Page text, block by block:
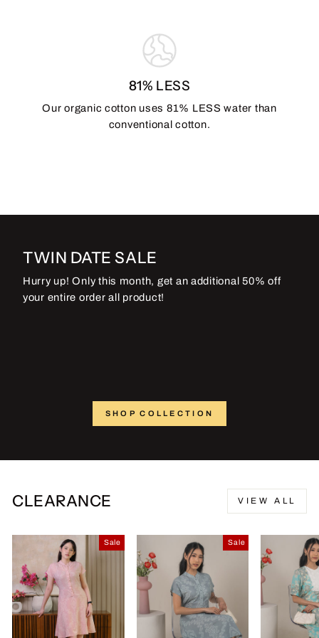
81% LESS
Our organic cotton uses 81% LESS water than
conventional cotton.
TWIN DATE SALE
Hurry up! Only this month, get an additional 50% off
your entire order all product!
SHOP COLLECTION
CLEARANCE VIEW ALL
Sale Sale